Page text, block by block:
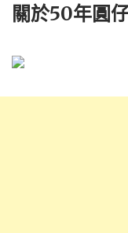
關於50年圓